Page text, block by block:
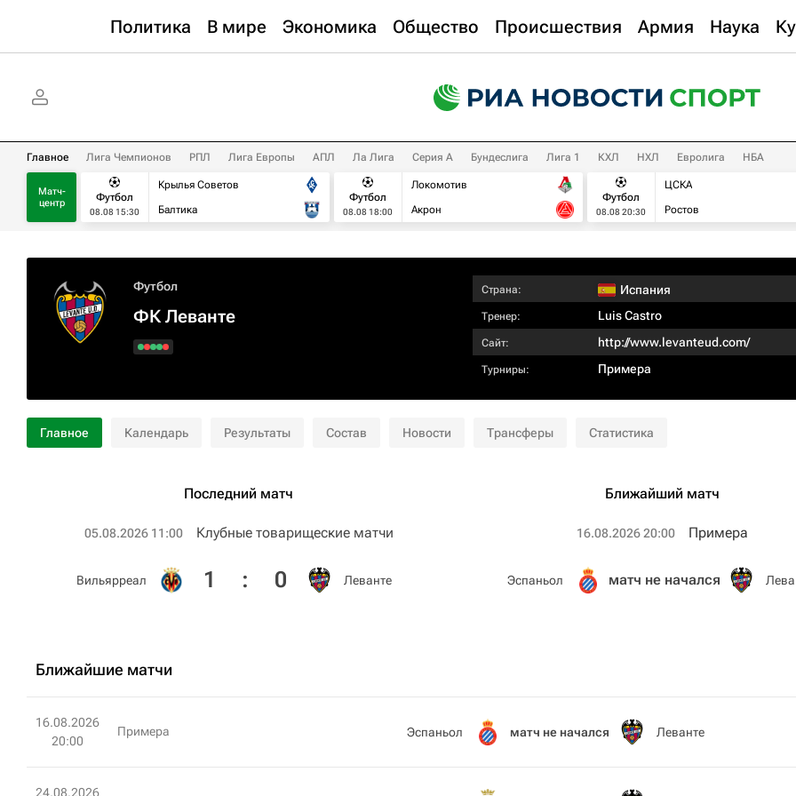
Политика В мире Экономика Общество Происшествия Армия Наука
Главное Лига Чемпионов РПЛ Лига Европы АПЛ Ла Лига Серия А Бундеслига Лига 1 КХЛ НХЛ Евролига НБА
Матч-
центр
Футбол
08.08 15:30
Крылья Советов
Балтика
Футбол
08.08 18:00
Локомотив
Акрон
Футбол
08.08 20:30
ЦСКА
Ростов
Футбол
ФК Леванте
Страна: Испания
Тренер: Luis Castro
Сайт: http://www.levanteud.com/
Турниры: Примера
Главное Календарь Результаты Состав Новости Трансферы Статистика
Последний матч
05.08.2026 11:00 Клубные товарищеские матчи
Вильярреал 1 : 0 Леванте
Ближайший матч
16.08.2026 20:00 Примера
Эспаньол матч не начался
Ближайшие матчи
16.08.2026
20:00
Примера Эспаньол матч не начался Леванте
24.08.2026